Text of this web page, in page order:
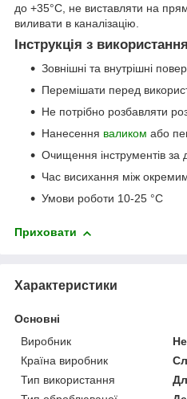
до +35°C, не виставляти на
виливати в каналізацію.
Інструкція з
Зовнішні та внутрішні
Перемішати перед
Не потрібно розбавляти
Нанесення валиком або
Очищення інструментів
Час висихання між
Умови роботи 10-25 °C
Приховати
Характеристики
Основні
Виробник
Країна виробник
Тип використання